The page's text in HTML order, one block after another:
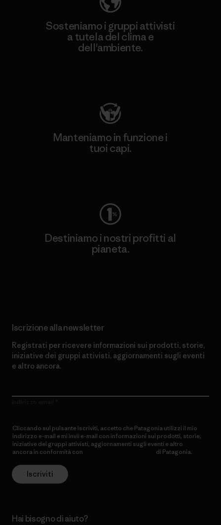
Sosteniamo i gruppi attivisti
a tutela del clima e
dell'ambiente.
Manteniamo in funzione i
tuoi capi.
Destiniamo i nostri profitti al
pianeta.
Iscrizione alla newsletter
Registrati per ricevere informazioni sui prodotti, storie,
iniziative dei gruppi attivisti, aggiornamenti sugli eventi
e altro ancora.
Cliccando sul pulsante Iscriviti, accetto che Patagonia utilizzi il mio
indirizzo e-mail e mi invii e-mail con informazioni sui prodotti, storie,
iniziative dei gruppi attivisti, aggiornamenti sugli eventi e altro
ancora in conformità con
di Patagonia.
Iscriviti
Hai bisogno di aiuto?